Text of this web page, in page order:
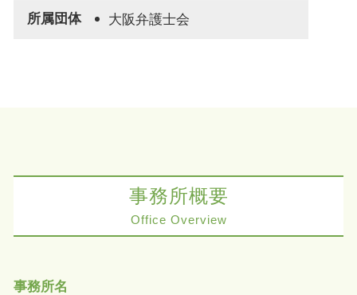
所属団体 大阪弁護士会
事務所概要
Office Overview
事務所名